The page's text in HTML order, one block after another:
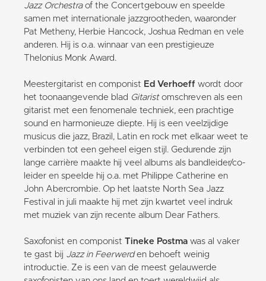
Jazz Orchestraof the Concertgebouw en speelde
samen met internationale jazzgrootheden, waaronder
Pat Metheny, Herbie Hancock, Joshua Redman en vele
anderen. Hij is o.a. winnaar van een prestigieuze
Thelonius Monk Award.
Meestergitarist en componist Ed Verhoeff wordt door
het toonaangevende blad Gitaristomschreven als een
gitarist met een fenomenale techniek, een prachtige
sound en harmonieuze diepte. Hij is een veelzijdige
musicus die jazz, Brazil, Latin en rock met elkaar weet te
verbinden tot een geheel eigen stijl. Gedurende zijn
lange carrière maakte hij veel albums als bandleider/co-
leider en speelde hij o.a. met Philippe Catherine en
John Abercrombie. Op het laatste North Sea Jazz
Festival in juli maakte hij met zijn kwartet veel indruk
met muziek van zijn recente album Dear Fathers.
Saxofonist en componist Tineke Postma was al vaker
te gast bij Jazz in Feerwerden behoeft weinig
introductie. Ze is een van de meest gelauwerde